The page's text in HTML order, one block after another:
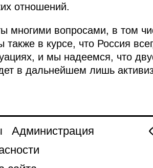
отношений.
многими вопросами, в том
в курсе, что Россия
и мы надеемся, что
в дальнейшем лишь
Администрация